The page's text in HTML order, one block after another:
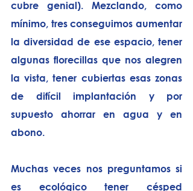
cubre genial). Mezclando, como
mínimo, tres conseguimos aumentar
la diversidad de ese espacio, tener
algunas florecillas que nos alegren
la vista, tener cubiertas esas zonas
de difícil implantación y por
supuesto ahorrar en agua y en
abono.
Muchas veces nos preguntamos si
es ecológico tener césped